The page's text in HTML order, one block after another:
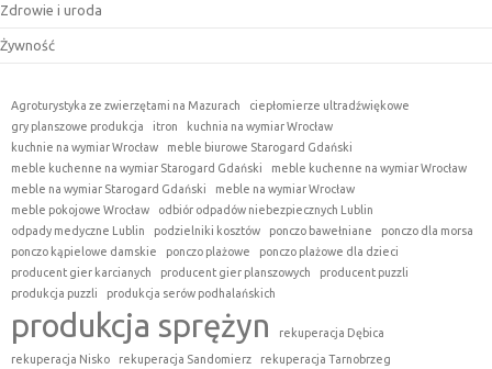
Zdrowie i uroda
Żywność
Agroturystyka ze zwierzętami na Mazurach
ciepłomierze ultradźwiękowe
gry planszowe produkcja
itron
kuchnia na wymiar Wrocław
kuchnie na wymiar Wrocław
meble biurowe Starogard Gdański
meble kuchenne na wymiar Starogard Gdański
meble kuchenne na wymiar Wrocław
meble na wymiar Starogard Gdański
meble na wymiar Wrocław
meble pokojowe Wrocław
odbiór odpadów niebezpiecznych Lublin
odpady medyczne Lublin
podzielniki kosztów ponczo bawełniane
ponczo dla morsa
ponczo kąpielowe damskie
ponczo plażowe
ponczo plażowe dla dzieci
producent gier karcianych
producent gier planszowych
producent puzzli
produkcja puzzli
produkcja serów podhalańskich
produkcja sprężyn
rekuperacja Dębica
rekuperacja Nisko
rekuperacja Sandomierz rekuperacja Tarnobrzeg